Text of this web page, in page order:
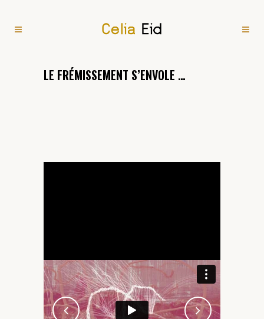
LE FRÉMISSEMENT S’ENVOLE …